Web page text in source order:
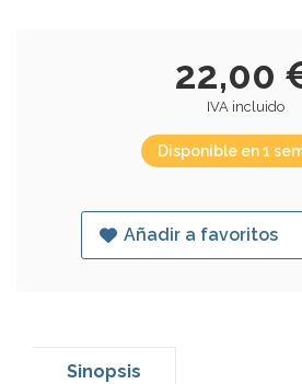
22,00
IVA incluido
Disponible en 1
Añadir a favoritos
Sinopsis